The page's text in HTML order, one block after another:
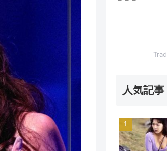
人気記事